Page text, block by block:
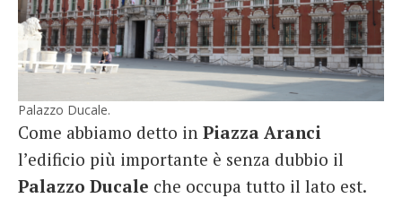
Palazzo Ducale.
Come abbiamo detto in Piazza Aranci
l’edificio più importante è senza dubbio il
Palazzo Ducale che occupa tutto il lato est.